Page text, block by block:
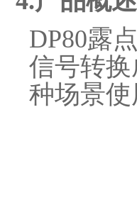
DP80露
信号转
种场景